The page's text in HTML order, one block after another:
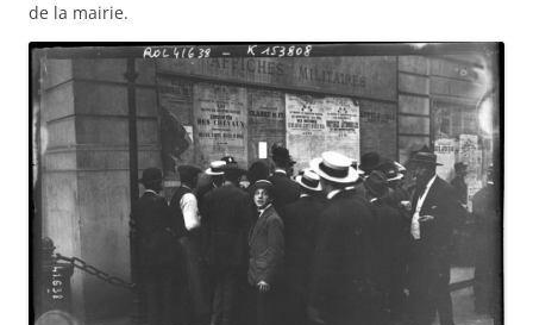
de la mairie.